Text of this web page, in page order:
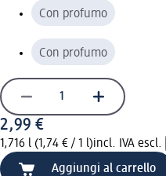
Con profumo
Con profumo
2,99 €
1,716 l (1,74 € / 1 l)incl. IVA escl.
Aggiungi al carrello